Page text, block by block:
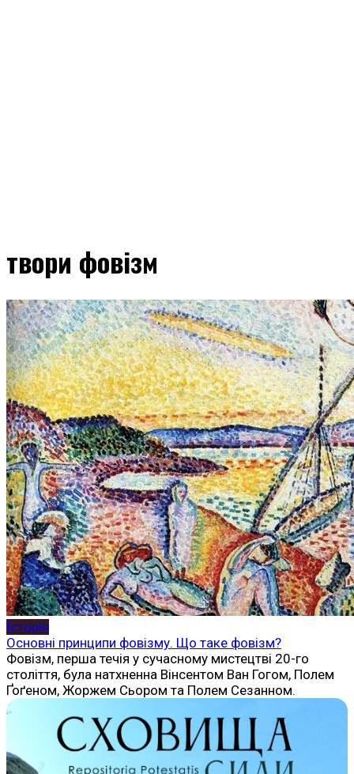
твори фовізм
Історія
Основні принципи фовізму. Що таке фовізм?
Фовізм, перша течія у сучасному мистецтві 20-го
століття, була натхненна Вінсентом Ван Гогом, Полем
Ґоґеном, Жоржем Сьором та Полем Сезанном.